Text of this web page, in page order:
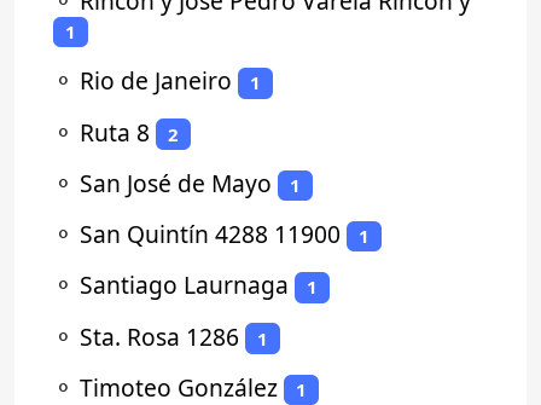
1
⚬ Rio de Janeiro 1
⚬ Ruta 8 2
⚬ San José de Mayo 1
⚬ San Quintín 4288 11900 1
⚬ Santiago Laurnaga 1
⚬ Sta. Rosa 1286 1
⚬ Timoteo González 1